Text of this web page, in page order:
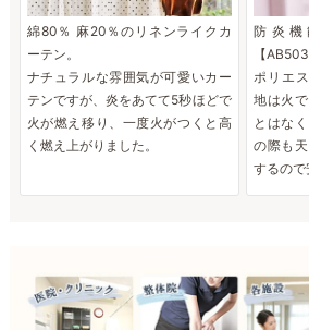
綿80％ 麻20％のリネンライクカ
ーテン。
ナチュラルな雰囲気が可愛いカー
テンですが、炎をあてて5秒ほどで
火が燃え移り、一度火がつくと高
く燃え上がりました。
防炎機
【
ポリエ
地は火
とはな
の際も
するので